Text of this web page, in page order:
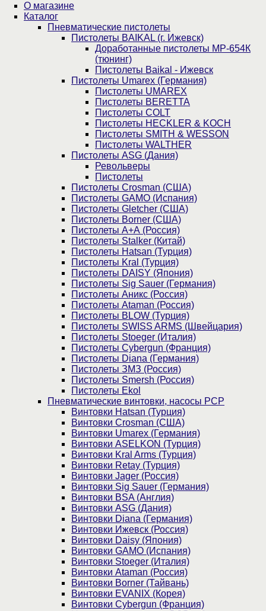
О магазине
Каталог
Пнев­ма­ти­чес­кие пистолеты
Пистолеты BAIKAL (г. Ижевск)
Доработанные пистолеты МР-654К
(тюнинг)
Пистолеты Baikal - Ижевск
Пистолеты Umarex (Германия)
Пистолеты UMAREX
Пистолеты BERETTA
Пистолеты COLT
Пистолеты HECKLER & KOCH
Пистолеты SMITH & WESSON
Пистолеты WALTHER
Пистолеты ASG (Дания)
Револьверы
Пистолеты
Пистолеты Crosman (США)
Пистолеты GAMO (Испания)
Пистолеты Gletcher (США)
Пистолеты Borner (США)
Пистолеты А+А (Россия)
Пистолеты Stalker (Китай)
Пистолеты Hatsan (Турция)
Пистолеты Kral (Турция)
Пистолеты DAISY (Япония)
Пистолеты Sig Sauer (Германия)
Пистолеты Аникс (Россия)
Пистолеты Ataman (Россия)
Пистолеты BLOW (Турция)
Пистолеты SWISS ARMS (Швейцария)
Пистолеты Stoeger (Италия)
Пистолеты Cybergun (Франция)
Пистолеты Diana (Германия)
Пистолеты ЗМЗ (Россия)
Пистолеты Smersh (Россия)
Пистолеты Ekol
Пневматические винтовки, насосы PCP
Винтовки Hatsan (Турция)
Винтовки Crosman (США)
Винтовки Umarex (Германия)
Винтовки ASELKON (Турция)
Винтовки Kral Arms (Турция)
Винтовки Retay (Турция)
Винтовки Jager (Россия)
Винтовки Sig Sauer (Германия)
Винтовки BSA (Англия)
Винтовки ASG (Дания)
Винтовки Diana (Германия)
Винтовки Ижевск (Россия)
Винтовки Daisy (Япония)
Винтовки GAMO (Испания)
Винтовки Stoeger (Италия)
Винтовки Ataman (Россия)
Винтовки Borner (Тайвань)
Винтовки EVANIX (Корея)
Винтовки Cybergun (Франция)